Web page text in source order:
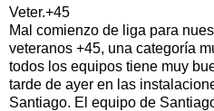
Veter.+45
Mal comienzo de liga para
veteranos +45, una categoría
todos los equipos tiene muy
tarde de ayer en las
Santiago. El equipo de